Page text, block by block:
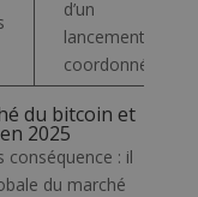
d’un
lancement
coordonné
du bitcoin et
2025
conséquence : il
du marché